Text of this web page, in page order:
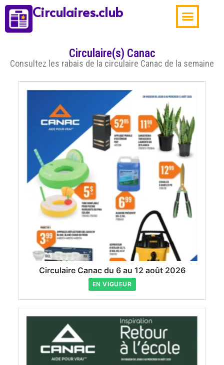
Circulaires.club
Circulaire(s) Canac
Consultez les rabais de la circulaire Canac de la semaine
Circulaire Canac du 6 au 12 août 2026
EN VIGUEUR